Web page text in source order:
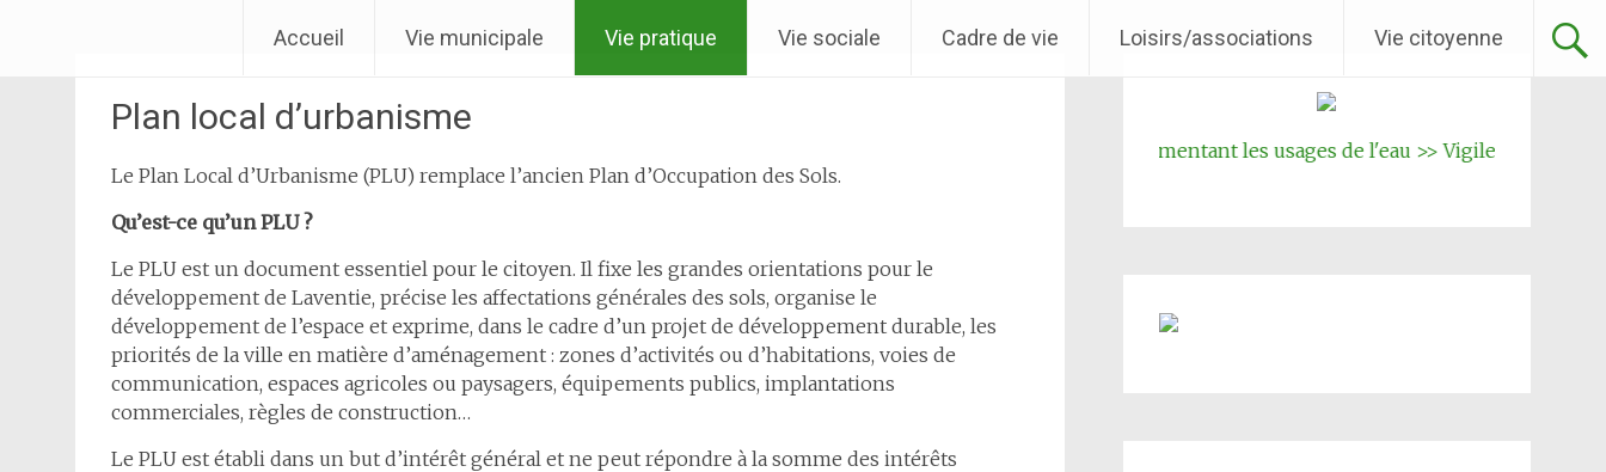
Ville de Laventie
au
Accueil Vie municipale Vie pratique Vie sociale Cadre de vie Loisirs/associations Vie citoyenne
Plan local d’urbanisme
Le Plan Local d’Urbanisme (PLU) remplace l’ancien Plan d’Occupation des Sols.
Qu’est-ce qu’un PLU ?
Le PLU est un document essentiel pour le citoyen. Il fixe les grandes orientations pour le
développement de Laventie, précise les affectations générales des sols, organise le
développement de l’espace et exprime, dans le cadre d’un projet de développement durable, les
priorités de la ville en matière d’aménagement : zones d’activités ou d’habitations, voies de
communication, espaces agricoles ou paysagers, équipements publics, implantations
commerciales, règles de construction…
Le PLU est établi dans un but d’intérêt général et ne peut répondre à la somme des intérêts
- Arrêté réglementant les usages de l'eau >> Vigilence renforcée